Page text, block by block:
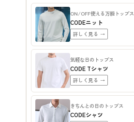
ON/OFF使える万能トップス
CODEニット
詳しく見る →
気軽な日のトップス
CODE Tシャツ
詳しく見る →
きちんとの日のトップス
CODEシャツ